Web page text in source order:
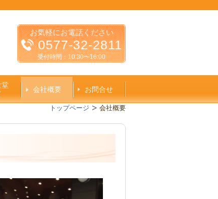
お気軽にお電話ください
0577-32-2811
受付時間：10:30〜16:00
堂
会社概要 お問合せ
トップページ 会社概要